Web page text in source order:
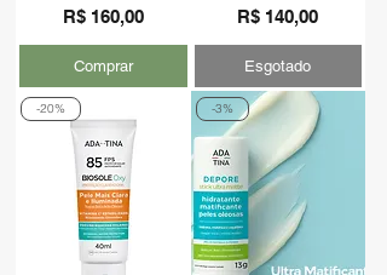
Preço
R$ 160,00
Comprar
Preço
R$ 140,00
Esgotado
-20% -3%